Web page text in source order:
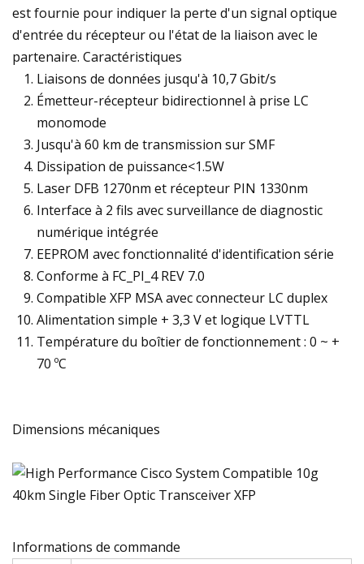
est fournie pour indiquer la perte d'un signal optique
d'entrée du récepteur ou l'état de la liaison avec le
partenaire. Caractéristiques
Liaisons de données jusqu'à 10,7 Gbit/s
Émetteur-récepteur bidirectionnel à prise LC
monomode
Jusqu'à 60 km de transmission sur SMF
Dissipation de puissance<1.5W
Laser DFB 1270nm et récepteur PIN 1330nm
Interface à 2 fils avec surveillance de diagnostic
numérique intégrée
EEPROM avec fonctionnalité d'identification série
Conforme à FC_PI_4 REV 7.0
Compatible XFP MSA avec connecteur LC duplex
Alimentation simple + 3,3 V et logique LVTTL
Température du boîtier de fonctionnement : 0 ~ +
70 ºC
Dimensions mécaniques
Informations de commande